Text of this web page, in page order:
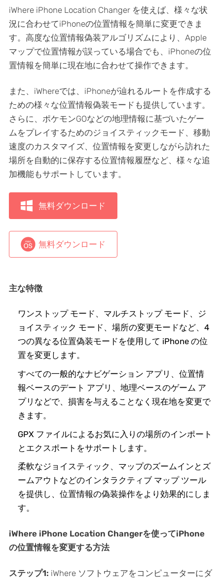
iWhere iPhone Location Changer を使えば、様々な状
況に合わせてiPhoneの位置情報を簡単に変更できま
す。高度な位置情報偽装アルゴリズムにより、Apple
マップで位置情報が誤っている場合でも、iPhoneの位
置情報を簡単に現在地に合わせて操作できます。
また、iWhereでは、iPhoneが辿れるルートを作成する
ための様々な位置情報偽装モードも提供しています。
さらに、ポケモンGOなどの地理情報に基づいたゲー
ムをプレイするためのジョイスティックモード、移動
速度のカスタマイズ、位置情報を変更しながら訪れた
場所を自動的に保存する位置情報履歴など、様々な追
加機能もサポートしています。
無料ダウンロード
無料ダウンロード
主な特徴
ワンストップ モード、マルチストップ モード、ジ
ョイスティック モード、場所の変更モードなど、4
つの異なる位置偽装モードを使用して iPhone の位
置を変更します。
すべての一般的なナビゲーション アプリ、位置情
報ベースのデート アプリ、地理ベースのゲーム ア
プリなどで、損害を与えることなく現在地を変更で
きます。
GPX ファイルによるお気に入りの場所のインポート
とエクスポートをサポートします。
柔軟なジョイスティック、マップのズームインとズ
ームアウトなどのインタラクティブ マップ ツール
を提供し、位置情報の偽装操作をより効果的にしま
す。
iWhere iPhone Location Changerを使ってiPhone
の位置情報を変更する方法
ステップ1: iWhere ソフトウェアをコンピューターにダ